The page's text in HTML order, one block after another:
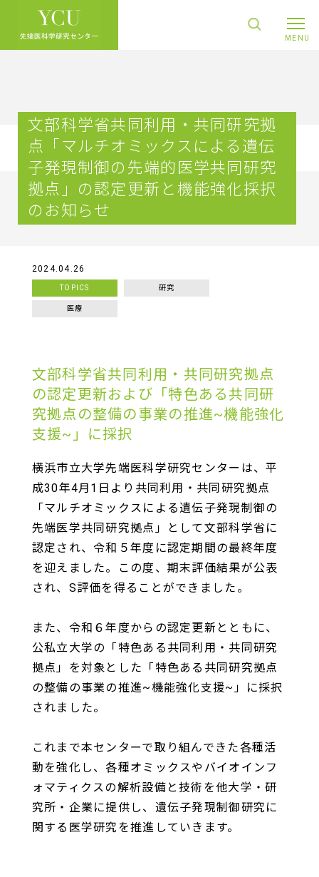
文部科学省共同利用・共同研究拠
点「マルチオミックスによる遺伝
子発現制御の先端的医学共同研究
拠点」の認定更新と機能強化採択
のお知らせ
2024.04.26
TOPICS 研究
医療
文部科学省共同利用・共同研究拠点
の認定更新および「特色ある共同研
究拠点の整備の事業の推進~機能強化
支援~」に採択
横浜市立大学先端医科学研究センターは、平
成30年4月1日より共同利用・共同研究拠点
「マルチオミックスによる遺伝子発現制御の
先端医学共同研究拠点」として文部科学省に
認定され、令和５年度に認定期間の最終年度
を迎えました。この度、期末評価結果が公表
され、S評価を得ることができました。
また、令和６年度からの認定更新とともに、
公私立大学の「特色ある共同利用・共同研究
拠点」を対象とした「特色ある共同研究拠点
の整備の事業の推進~機能強化支援~」に採択
されました。
これまで本センターで取り組んできた各種活
動を強化し、各種オミックスやバイオインフ
ォマティクスの解析設備と技術を他大学・研
究所・企業に提供し、遺伝子発現制御研究に
関する医学研究を推進していきます。